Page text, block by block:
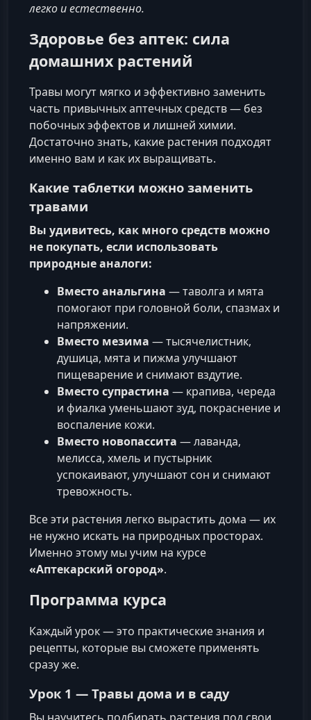
легко и естественно.
Здоровье без аптек: сила
домашних растений
Травы могут мягко и эффективно заменить
часть привычных аптечных средств — без
побочных эффектов и лишней химии.
Достаточно знать, какие растения подходят
именно вам и как их выращивать.
Какие таблетки можно заменить
травами
Вы удивитесь, как много средств можно
не покупать, если использовать
природные аналоги:
Вместо анальгина — таволга и мята
помогают при головной боли, спазмах и
напряжении.
Вместо мезима — тысячелистник,
душица, мята и пижма улучшают
пищеварение и снимают вздутие.
Вместо супрастина — крапива, череда
и фиалка уменьшают зуд, покраснение и
воспаление кожи.
Вместо новопассита — лаванда,
мелисса, хмель и пустырник
успокаивают, улучшают сон и снимают
тревожность.
Все эти растения легко вырастить дома — их
не нужно искать на природных просторах.
Именно этому мы учим на курсе
«Аптекарский огород».
Программа курса
Каждый урок — это практические знания и
рецепты, которые вы сможете применять
сразу же.
Урок 1 — Травы дома и в саду